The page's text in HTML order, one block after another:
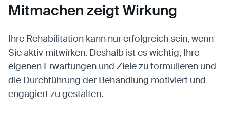
Mitmachen zeigt Wirkung
Ihre Rehabilitation kann nur erfolgreich sein, wenn
Sie aktiv mitwirken. Deshalb ist es wichtig, Ihre
eigenen Erwartungen und Ziele zu formulieren und
die Durchführung der Behandlung motiviert und
engagiert zu gestalten.